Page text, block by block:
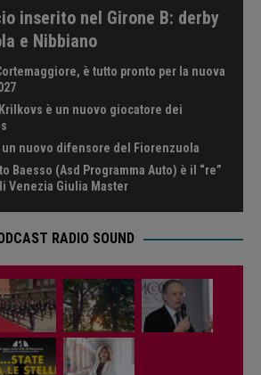
inserito nel Girone B: derby
e Nibbiano
è tutto pronto per la nuova
è un nuovo giocatore dei
un nuovo difensore del Fiorenzuola
Baesso (Asd Programma Auto) è il “re”
Venezia Giulia Master
RADIO SOUND